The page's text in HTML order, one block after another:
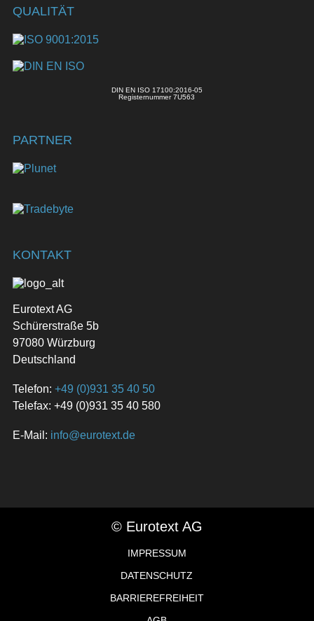
QUALITÄT
DIN EN ISO 17100:2016-05
Registernummer 7U563
PARTNER
KONTAKT
Eurotext AG
Schürerstraße 5b
97080 Würzburg
Deutschland
Telefon: +49 (0)931 35 40 50
Telefax: +49 (0)931 35 40 580
E-Mail: info@eurotext.de
© Eurotext AG
IMPRESSUM
DATENSCHUTZ
BARRIEREFREIHEIT